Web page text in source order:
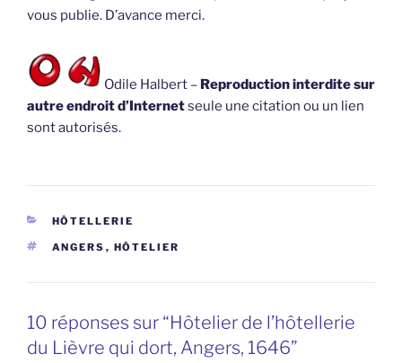
vous publie. D’avance merci.
Odile Halbert – Reproduction interdite sur
autre endroit d’Internetseule une citation ou un lien
sont autorisés.
CATÉGORIES
HÔTELLERIE
ÉTIQUETTES
ANGERS , HÔTELIER
10 réponses sur “Hôtelier de l’hôtellerie
du Lièvre qui dort, Angers, 1646”